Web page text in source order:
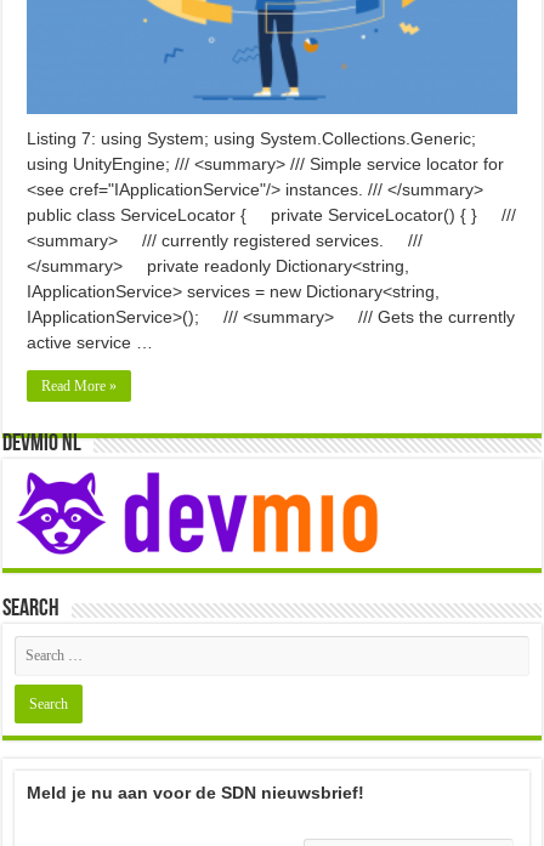
Listing 7: using System; using System.Collections.Generic;
using UnityEngine; /// <summary> /// Simple service locator for
<see cref="IApplicationService"/> instances. /// </summary>
public class ServiceLocator { private ServiceLocator() { } ///
<summary> /// currently registered services. ///
</summary> private readonly Dictionary<string,
IApplicationService> services = new Dictionary<string,
IApplicationService>(); /// <summary> /// Gets the currently
active service …
Read More »
Devmio NL
Search
Meld je nu aan voor de SDN nieuwsbrief!